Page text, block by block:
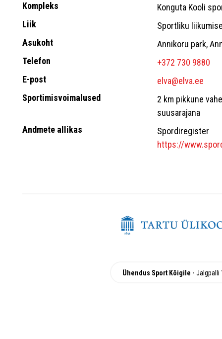
Kompleks
Konguta Kooli
Liik
Sportliku
Asukoht
Annikoru park,
Telefon
+372 730 9880
E-post
elva@elva.ee
Sportimisvoimalused
2 km pikkune
suusarajana
Andmete allikas
Spordiregister
https://
Ühendus Sport Kõigile Jalgpalli